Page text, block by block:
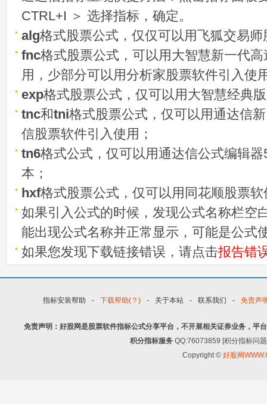
CTRL+I ＞ 选择指标，确定。
alg格式股票公式，仅仅可以用飞狐交易
fnc格式股票公式，可以用大智慧新一代
用，少部分可以用分析家股票软件引入使
exp格式股票公式，仅可以用大智慧经典
tnc和tni格式股票公式，仅可以用通达信
信股票软件引入使用；
tn6格式公式，仅可以用通达信公式编辑
本；
hxf格式股票公式，仅可以用同花顺股票
如果引入公式的时候，发现公式名称栏空
能出现公式名称并正常显示，可能是公式
如果您发现下载链接错误，请点击报告错
指标安装帮助 - 下载帮助(？) - 关于本站 - 联系我们 - 免责声
免责声明：好股网是股票软件指标公式分享平台，不开展相关证券业务，平
积分指标服务 QQ:76073859 [积分指标问
Copyright © 好股网